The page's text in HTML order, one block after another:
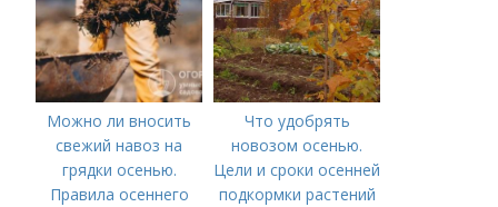
Можно ли вносить
свежий навоз на
грядки осенью.
Правила осеннего
Что удобрять
новозом осенью.
Цели и сроки осенней
подкормки растений